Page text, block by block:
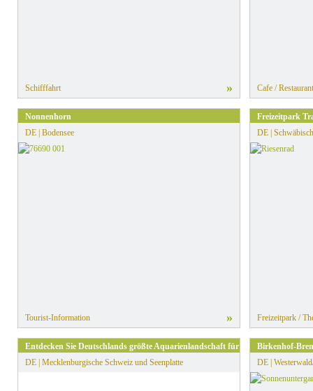
Schifffahrt » Cafe /
Nonnenhorn
DE | Bodensee
Tourist-Information »
Freizeitpark
DE |
Freizeitpark /
Entdecken Sie Deutschlands größte Aquarienlandschaft für heimische
DE | Mecklenburgische Schweiz und Seenplatte
Birkenhof-
DE |